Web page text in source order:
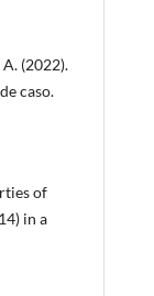
A. (2022).
caso.
of
in a